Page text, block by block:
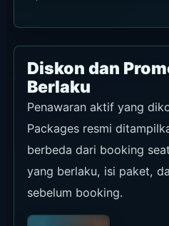
Diskon dan
Berlaku
Penawaran aktif yang
Packages resmi
berbeda dari booking
yang berlaku, isi paket,
sebelum booking.